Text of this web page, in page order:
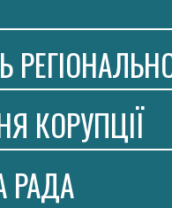
КОРУПЦІЇ
РАДА